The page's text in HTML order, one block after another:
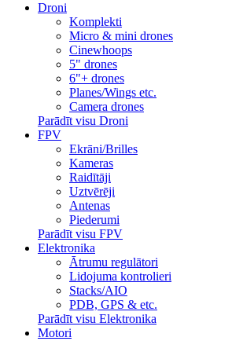
Droni
Komplekti
Micro & mini drones
Cinewhoops
5" drones
6"+ drones
Planes/Wings etc.
Camera drones
Parādīt visu Droni
FPV
Ekrāni/Brilles
Kameras
Raidītāji
Uztvērēji
Antenas
Piederumi
Parādīt visu FPV
Elektronika
Ātrumu regulātori
Lidojuma kontrolieri
Stacks/AIO
PDB, GPS & etc.
Parādīt visu Elektronika
Motori